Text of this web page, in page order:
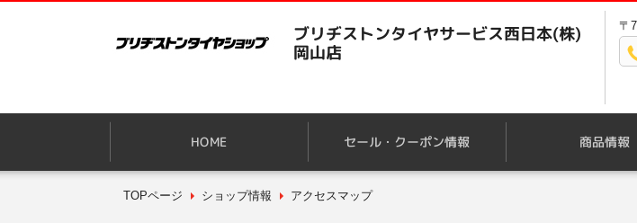
ブリヂストンタイヤサービス西日本(株)
岡山店
〒
HOME セール・クーポン情報 商品情報
TOPページ ショップ情報 アクセスマップ